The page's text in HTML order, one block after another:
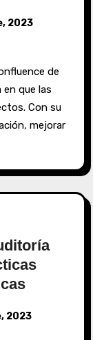
2023
que las
Con su
mejorar
2023